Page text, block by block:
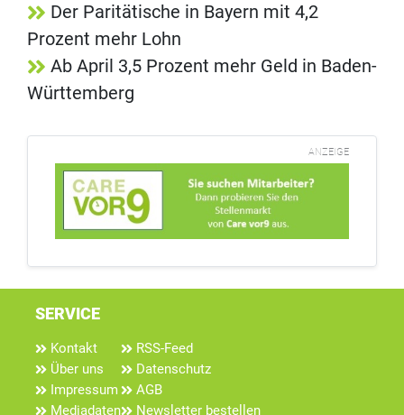
Der Paritätische in Bayern mit 4,2
Prozent mehr Lohn
Ab April 3,5 Prozent mehr Geld in Baden-
Württemberg
ANZEIGE
SERVICE
Kontakt
Über uns
Impressum
Mediadaten
RSS-Feed
Datenschutz
AGB
Newsletter bestellen